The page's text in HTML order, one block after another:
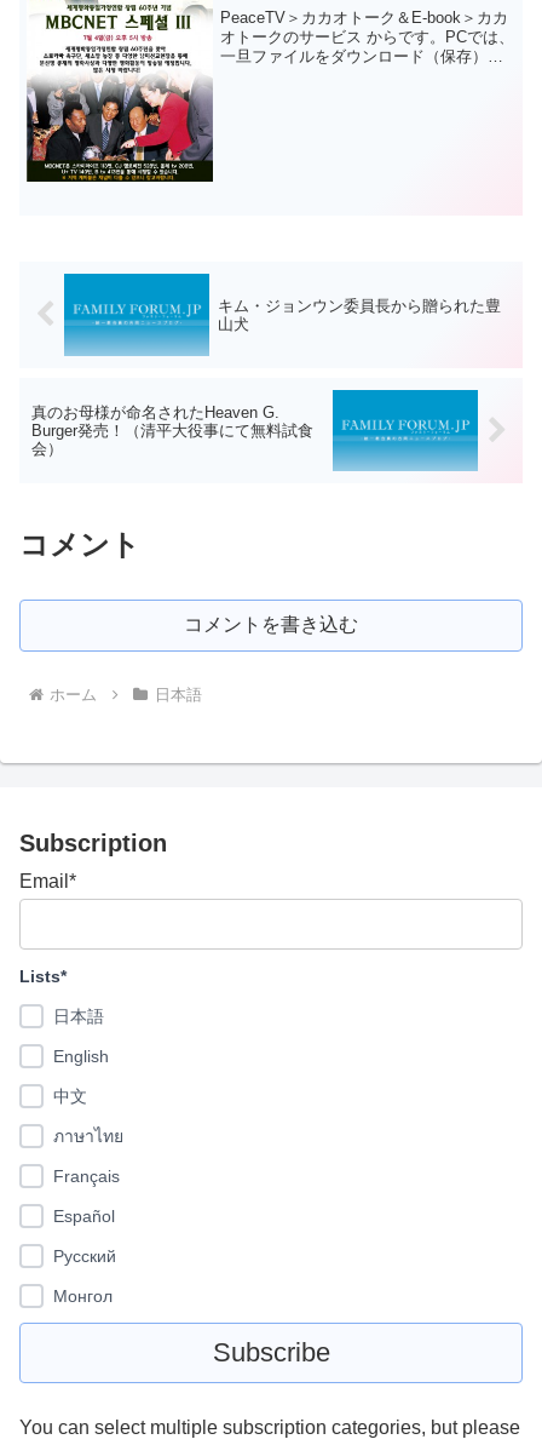
PeaceTV＞カカオトーク＆E-book＞カカ
オトークのサービス からです。PCでは、
一旦ファイルをダウンロード（保存）し
キム・ジョンウン委員長から贈られた豊
山犬
真のお母様が命名されたHeaven G.
Burger発売！（清平大役事にて無料試食
会）
コメント
コメントを書き込む
ホーム 日本語
Subscription
Email*
Lists*
日本語
English
中文
ภาษาไทย
Français
Español
Pусский
Монгол
You can select multiple subscription categories, but please